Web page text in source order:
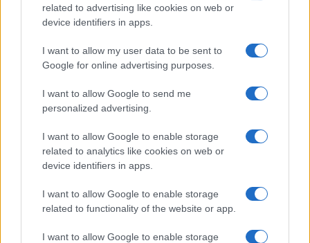
related to advertising like cookies on web or
device identifiers in apps.
I want to allow my user data to be sent to
Google for online advertising purposes.
I want to allow Google to send me
personalized advertising.
I want to allow Google to enable storage
related to analytics like cookies on web or
device identifiers in apps.
I want to allow Google to enable storage
related to functionality of the website or app.
I want to allow Google to enable storage